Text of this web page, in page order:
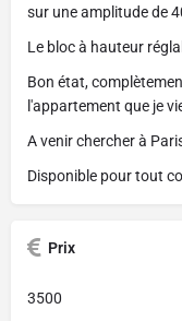
sur une amplitude de
Le bloc à hauteur
Bon état,
l'appartement que je
A venir chercher à
Disponible pour tout
Prix
3500